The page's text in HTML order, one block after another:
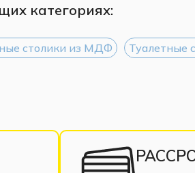
категориях:
столики из МДФ Туалетные